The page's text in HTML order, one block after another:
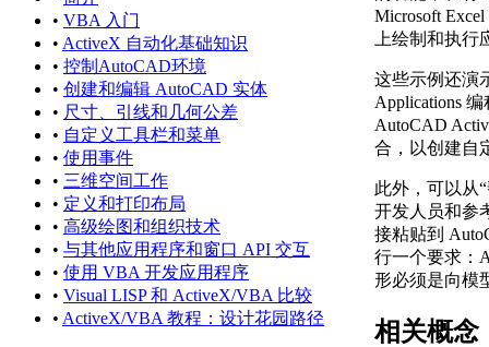
史记录参考
（ActiveX）
AutoCAD 2018 API 历
史记录参考
（ActiveX）
AutoCAD 2016 API 历
史记录参考
（ActiveX）
AutoCAD 2015 API 历
史记录参考
• VBA 入门
• ActiveX 自动化基础知识
• 控制AutoCAD环境
• 创建和编辑 AutoCAD 实体
• 尺寸、引线和几何公差
• 自定义工具栏和菜单
• 使用事件
• 三维空间工作
• 定义和打印布局
• 高级绘图和组织技术
• 与其他应用程序和窗口 API 交互
• 使用 VBA 开发应用程序
• Visual LISP 和 ActiveX/VBA 比较
• ActiveX/VBA 教程：设计花园路径
Microsoft
上绘制和执行
这些示例还演
Applications
AutoCAD
合，以创建自
此外，可以从
开发人员和参
接粘贴到
行一个要求：
形必须是向模
相关概念